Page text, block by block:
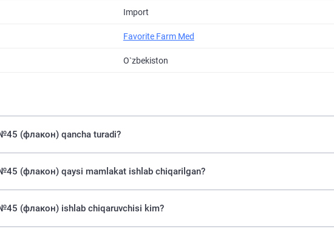
Import
Favorite Farm Med
O`zbekiston
(флакон) qancha turadi?
(флакон) qaysi mamlakat ishlab chiqarilgan?
(флакон) ishlab chiqaruvchisi kim?